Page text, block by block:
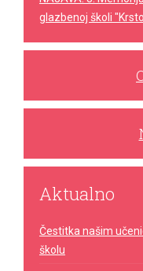
glazbenoj školi
Aktualno
Čestitka našim
školu